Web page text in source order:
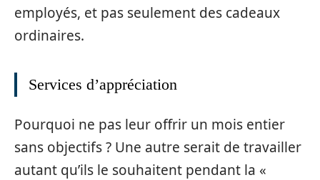
employés, et pas seulement des cadeaux
ordinaires.
Services d’appréciation
Pourquoi ne pas leur offrir un mois entier
sans objectifs ? Une autre serait de travailler
autant qu’ils le souhaitent pendant la «